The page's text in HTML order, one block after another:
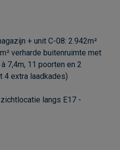
+ unit C-08: 2.942m²
verharde buitenruimte met
7,4m, 11 poorten en 2
4 extra laadkades)
langs E17 -